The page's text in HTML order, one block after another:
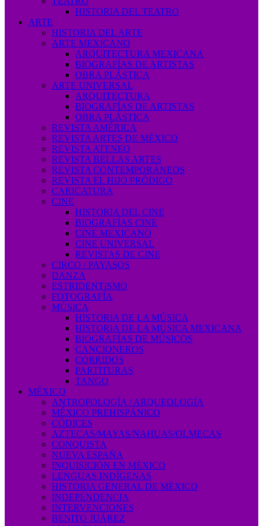
HISTORIA DEL TEATRO
ARTE
HISTORIA DEL ARTE
ARTE MEXICANO
ARQUITECTURA MEXICANA
BIOGRAFÍAS DE ARTISTAS
OBRA PLÁSTICA
ARTE UNIVERSAL
ARQUITECTURA
BIOGRAFÍAS DE ARTISTAS
OBRA PLÁSTICA
REVISTA AMÉRICA
REVISTA ARTES DE MÉXICO
REVISTA ATENEO
REVISTA BELLAS ARTES
REVISTA CONTEMPORÁNEOS
REVISTA EL HIJO PRÓDIGO
CARICATURA
CINE
HISTORIA DEL CINE
BIOGRAFÍAS CINE
CINE MEXICANO
CINE UNIVERSAL
REVISTAS DE CINE
CIRCO / PAYASOS
DANZA
ESTRIDENTISMO
FOTOGRAFÍA
MÚSICA
HISTORIA DE LA MÚSICA
HISTORIA DE LA MÚSICA MEXICANA
BIOGRAFÍAS DE MÚSICOS
CANCIONEROS
CORRIDOS
PARTITURAS
TANGO
MÉXICO
ANTROPOLOGÍA / ARQUEOLOGÍA
MÉXICO PREHISPÁNICO
CÓDICES
AZTECAS/MAYAS/NAHUAS/OLMECAS
CONQUISTA
NUEVA ESPAÑA
INQUISICIÓN EN MÉXICO
LENGUAS INDÍGENAS
HISTORIA GENERAL DE MÉXICO
INDEPENDENCIA
INTERVENCIONES
BENITO JUÁREZ